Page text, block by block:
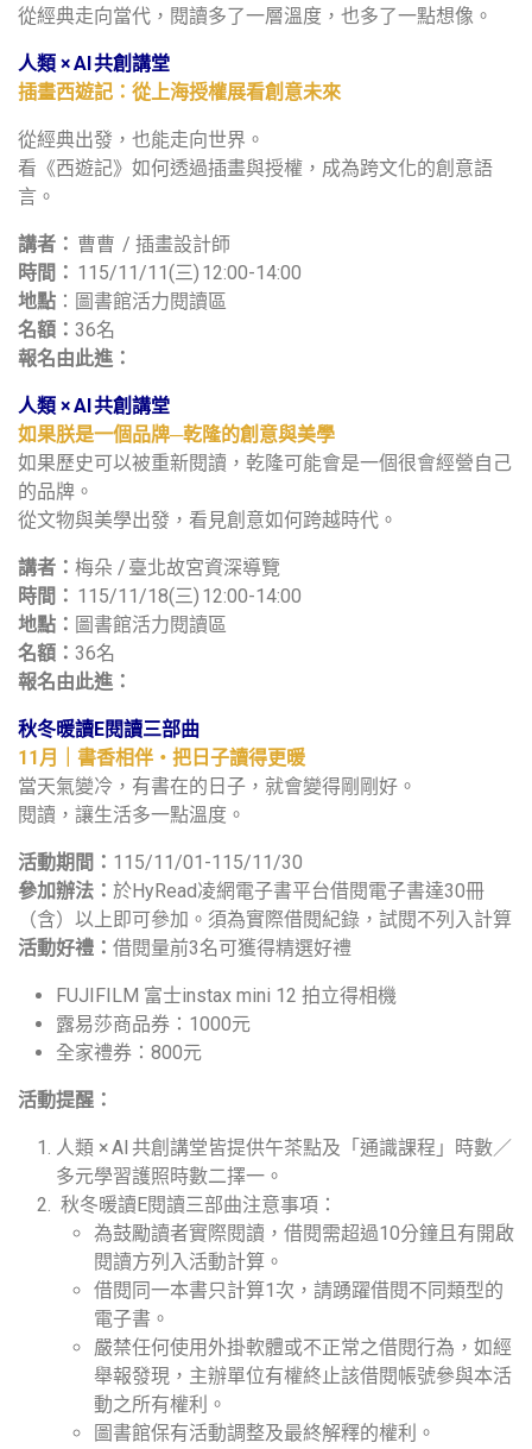
從經典走向當代，閱讀多了一層溫度，也多了一點想像。
人類 × AI 共創講堂
插畫西遊記：從上海授權展看創意未來
從經典出發，也能走向世界。
看《西遊記》如何透過插畫與授權，成為跨文化的創意語
言。
講者： 曹曹 / 插畫設計師
時間： 115/11/11(三) 12:00-14:00
地點 ：圖書館活力閱讀區
名額： 36名
報名由此進：
人類 × AI 共創講堂
如果朕是一個品牌─乾隆的創意與美學
如果歷史可以被重新閱讀，乾隆可能會是一個很會經營自己
的品牌。
從文物與美學出發，看見創意如何跨越時代。
講者： 梅朵 / 臺北故宮資深導覽
時間： 115/11/18(三) 12:00-14:00
地點： 圖書館活力閱讀區
名額： 36名
報名由此進：
秋冬暖讀E閱讀三部曲
11月｜書香相伴・把日子讀得更暖
當天氣變冷，有書在的日子，就會變得剛剛好。
閱讀，讓生活多一點溫度。
活動期間： 115/11/01-115/11/30
參加辦法： 於HyRead凌網電子書平台借閱電子書達30冊
（含）以上即可參加。須為實際借閱紀錄，試閱不列入計算
活動好禮： 借閱量前3名可獲得精選好禮
FUJIFILM 富士instax mini 12 拍立得相機
露易莎商品券：1000元
全家禮券：800元
活動提醒：
人類 × AI 共創講堂皆提供午茶點及「通識課程」時數／
多元學習護照時數二擇一。
秋冬暖讀E閱讀三部曲注意事項：
為鼓勵讀者實際閱讀，借閱需超過10分鐘且有開啟
閱讀方列入活動計算。
借閱同一本書只計算1次，請踴躍借閱不同類型的
電子書。
嚴禁任何使用外掛軟體或不正常之借閱行為，如經
舉報發現，主辦單位有權終止該借閱帳號參與本活
動之所有權利。
圖書館保有活動調整及最終解釋的權利。